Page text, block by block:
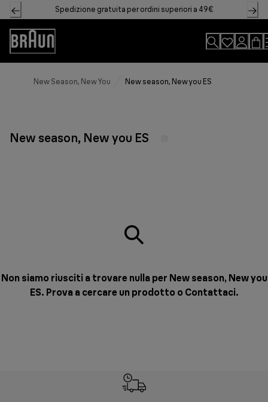
Skip
to
Content
Spedizione gratuita per ordini superiori a 49€
Accessibility
Statement
New Season, New You New season, New you ES
New season, New you ES
Non siamo riusciti a trovare nulla per New season, New you
ES. Prova a cercare un prodotto o Contattaci.